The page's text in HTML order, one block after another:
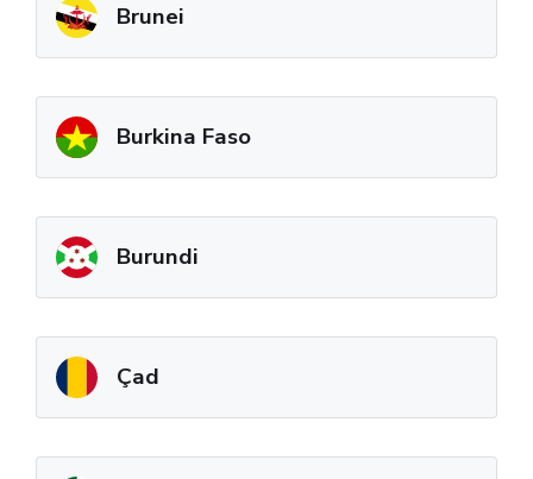
Brunei
Burkina Faso
Burundi
Çad